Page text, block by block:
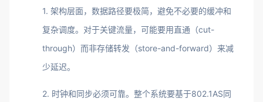
1. 架构层面，数据路径要极简，避免不必要的缓冲和
复杂调度。对于关键流量，可能要用直通（cut-
through）而非存储转发（store-and-forward）来减
少延迟。
2. 时钟和同步必须可靠。整个系统要基于802.1AS同